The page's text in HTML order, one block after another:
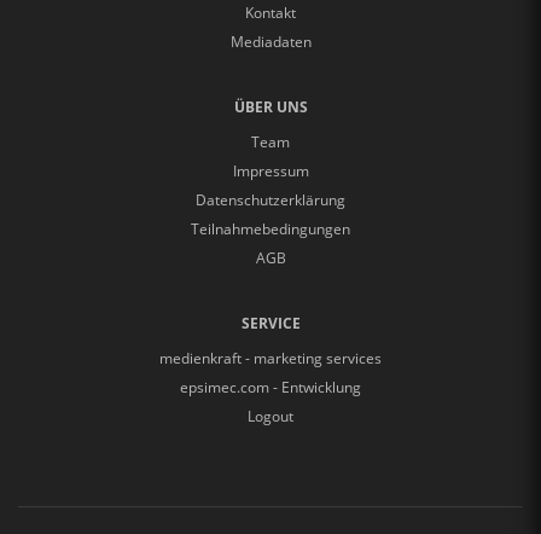
Kontakt
Mediadaten
ÜBER UNS
Team
Impressum
Datenschutzerklärung
Teilnahmebedingungen
AGB
SERVICE
medienkraft - marketing services
epsimec.com - Entwicklung
Logout